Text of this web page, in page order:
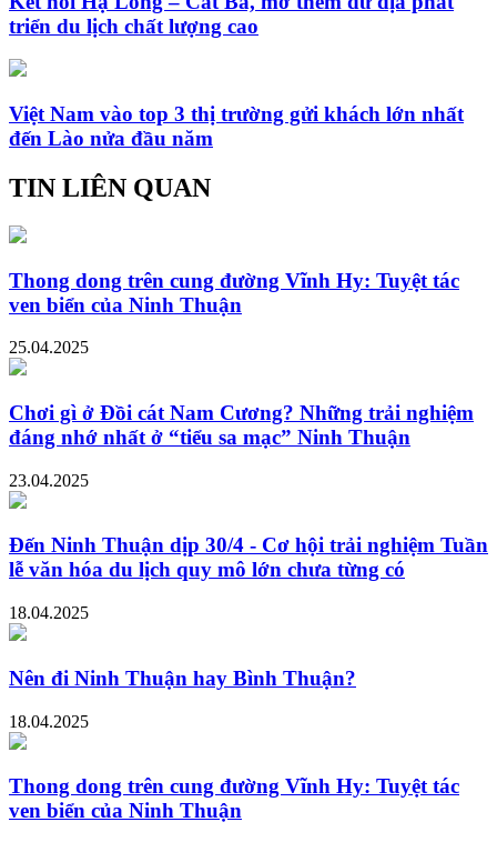
triển du lịch chất lượng cao
Việt Nam vào top 3 thị trường gửi khách lớn nhất
đến Lào nửa đầu năm
TIN LIÊN QUAN
Thong dong trên cung đường Vĩnh Hy: Tuyệt tác
ven biển của Ninh Thuận
25.04.2025
Chơi gì ở Đồi cát Nam Cương? Những trải nghiệm
đáng nhớ nhất ở “tiểu sa mạc” Ninh Thuận
23.04.2025
Đến Ninh Thuận dịp 30/4 - Cơ hội trải nghiệm Tuần
lễ văn hóa du lịch quy mô lớn chưa từng có
18.04.2025
Nên đi Ninh Thuận hay Bình Thuận?
18.04.2025
Thong dong trên cung đường Vĩnh Hy: Tuyệt tác
ven biển của Ninh Thuận